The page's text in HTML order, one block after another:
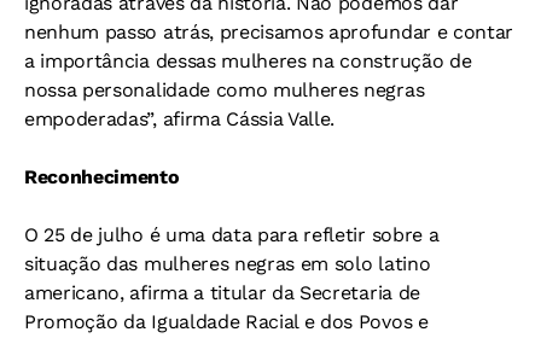
nenhum passo atrás, precisamos aprofundar e contar
a importância dessas mulheres na construção de
nossa personalidade como mulheres negras
empoderadas”, afirma Cássia Valle.
Reconhecimento
O 25 de julho é uma data para refletir sobre a
situação das mulheres negras em solo latino
americano, afirma a titular da Secretaria de
Promoção da Igualdade Racial e dos Povos e